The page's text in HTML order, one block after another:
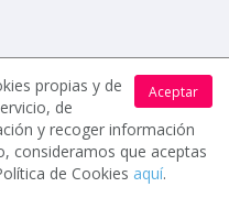
Aceptar
propias y de
de
y recoger información
consideramos que aceptas
de Cookies aquí.